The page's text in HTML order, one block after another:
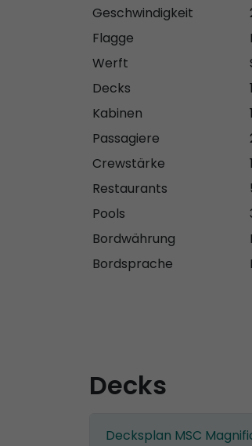
Geschwindigkeit
Flagge
Werft
Decks
Kabinen
Passagiere
Crewstärke
Restaurants
Pools
Bordwährung
Bordsprache
Decks
Decksplan MSC